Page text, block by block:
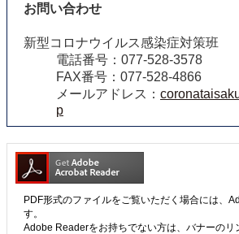
お問い合わせ
新型コロナウイルス感染症対策班
電話番号：077-528-3578
FAX番号：077-528-4866
メールアドレス：
p
PDF形式のファイルをご覧いただく場合には、
す。
Adobe Readerをお持ちでない方は、バナーのリ